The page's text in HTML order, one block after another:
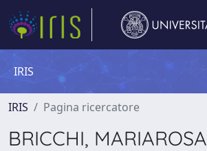
IRIS
IRIS Pagina ricercatore
BRICCHI, MARIAROSA